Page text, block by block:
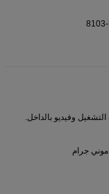
وفيديو بالداخل.